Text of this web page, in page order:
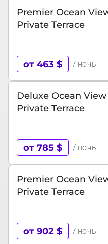
Premier Ocean
Private Terrace
от 463 $ / ночь
Deluxe Ocean
Private Terrace
от 785 $ / ночь
Premier Ocean
Private Terrace
от 902 $ / ночь